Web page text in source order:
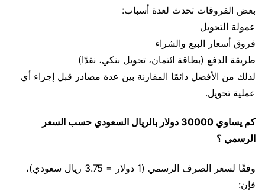
بعض الفروقات تحدث لعدة أسباب:
عمولة التحويل
فروق أسعار البيع والشراء
طريقة الدفع (بطاقة ائتمان، تحويل بنكي، نقدًا)
لذلك من الأفضل دائمًا المقارنة بين عدة مصادر قبل إجراء أي
عملية تحويل.
كم يساوي 30000 دولار بالريال السعودي حسب السعر
الرسمي ؟
وفقًا لسعر الصرف الرسمي (1 دولار = 3.75 ريال سعودي)،
فإن: